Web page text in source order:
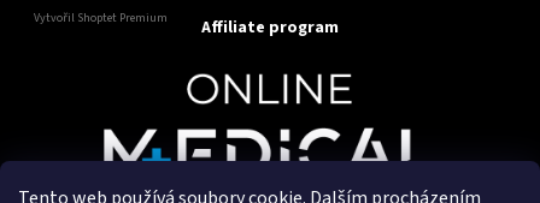
Vytvořil Shoptet Premium Affiliate program